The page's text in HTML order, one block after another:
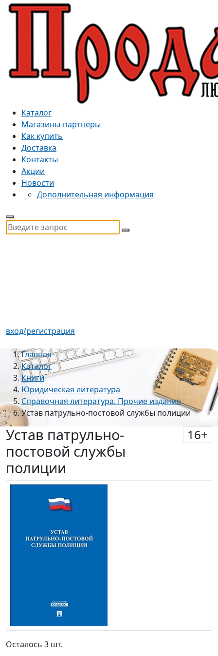
Каталог
Магазины-партнеры
Как купить
Доставка
Контакты
Акции
Новости
Дополнительная информация
вход/регистрация
Главная
Каталог
Книги
Юридическая литература
Справочная литература. Прочие издания
Устав патрульно-постовой службы полиции
Устав патрульно-
постовой службы
полиции
16+
Осталось 3 шт.